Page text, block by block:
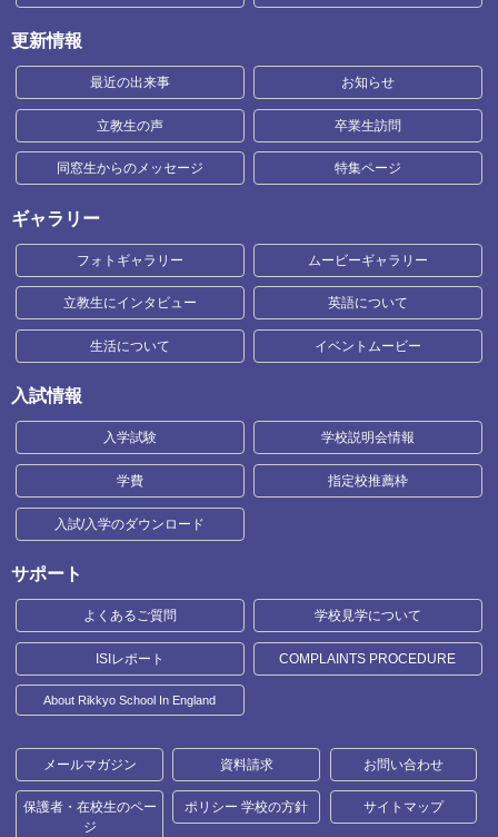
更新情報
最近の出来事 お知らせ
立教生の声 卒業生訪問
同窓生からのメッセージ 特集ページ
ギャラリー
フォトギャラリー ムービーギャラリー
立教生にインタビュー 英語について
生活について イベントムービー
入試情報
入学試験 学校説明会情報
学費 指定校推薦枠
入試/入学のダウンロード
サポート
よくあるご質問 学校見学について
ISIレポート COMPLAINTS PROCEDURE
About Rikkyo School In England
メールマガジン 資料請求 お問い合わせ
保護者・在校生のペー
ジ
ポリシー 学校の方針 サイトマップ